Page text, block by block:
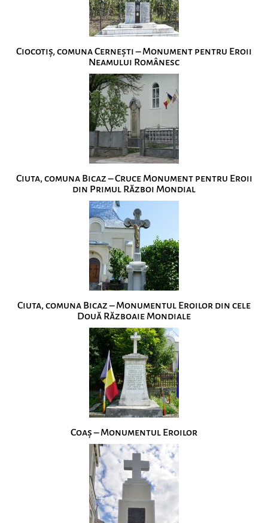
Ciocotiș, comuna Cernești – Monument pentru Eroii
Neamului Românesc
Ciuta, comuna Bicaz – Cruce Monument pentru Eroii
din Primul Război Mondial
Ciuta, comuna Bicaz – Monumentul Eroilor din cele
Două Războaie Mondiale
Coaș – Monumentul Eroilor